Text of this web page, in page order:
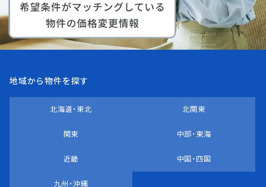
地域から物件を探す
北海道・東北 北関東
関東 中部・東海
近畿 中国・四国
九州・沖縄